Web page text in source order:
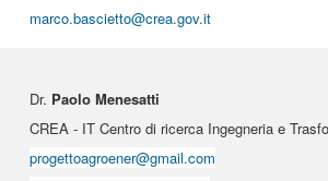
marco.bascietto@crea.gov.it
Dr. Paolo Menesatti
CREA - IT Centro di ricerca Ingegneria e
progettoagroener@gmail.com